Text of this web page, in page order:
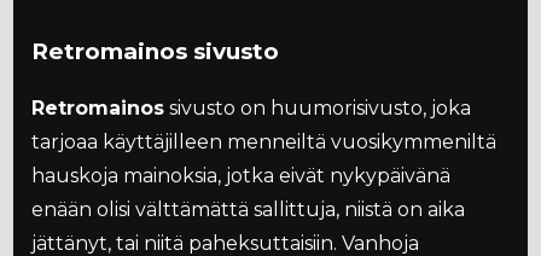
Retromainos sivusto
Retromainos sivusto on huumorisivusto, joka
tarjoaa käyttäjilleen menneiltä vuosikymmeniltä
hauskoja mainoksia, jotka eivät nykypäivänä
enään olisi välttämättä sallittuja, niistä on aika
jättänyt, tai niitä paheksuttaisiin. Vanhoja